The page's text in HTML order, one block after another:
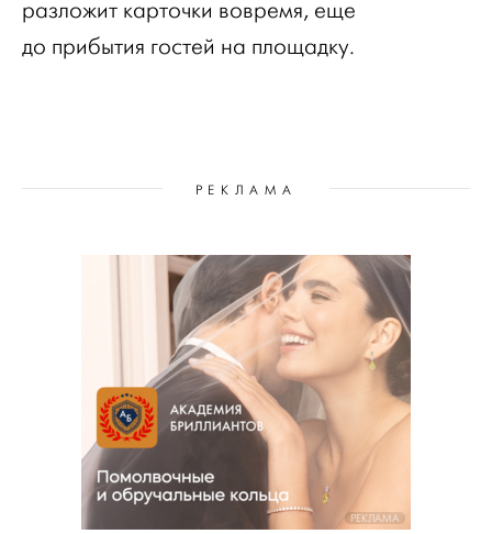
разложит карточки вовремя, еще
до прибытия гостей на площадку.
РЕКЛАМА
РЕКЛАМА